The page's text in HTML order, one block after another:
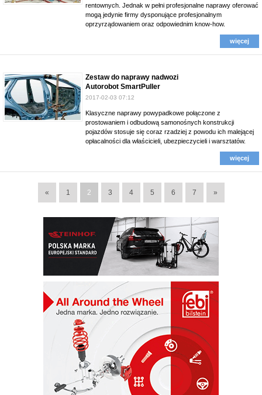
rentownych. Jednak w pełni profesjonalne naprawy oferować
mogą jedynie firmy dysponujące profesjonalnym
oprzyrządowaniem oraz odpowiednim know-how.
więcej
Zestaw do naprawy nadwozi
Autorobot SmartPuller
2017-02-03 07:12
Klasyczne naprawy powypadkowe połączone z
prostowaniem i odbudową samonośnych konstrukcji
pojazdów stosuje się coraz rzadziej z powodu ich malejącej
opłacalności dla właścicieli, ubezpieczycieli i warsztatów.
więcej
« 1 2 3 4 5 6 7 »